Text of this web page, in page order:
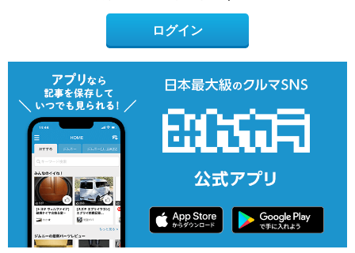
ログイン